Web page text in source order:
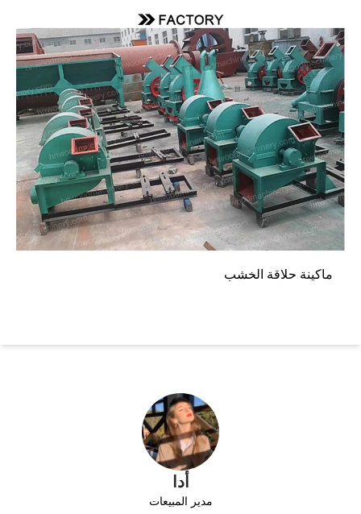
أدا
مدير المبيعات
ماكينة حلاقة الخشب